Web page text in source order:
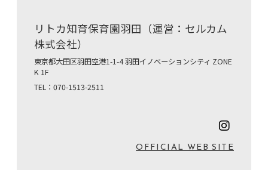
リトカ知育保育園羽田（運営：セルカム
株式会社）
東京都大田区羽田空港1-1-4 羽田イノベーションシティ ZONE
K 1F
TEL：070-1513-2511
OFFICIAL WEB SITE